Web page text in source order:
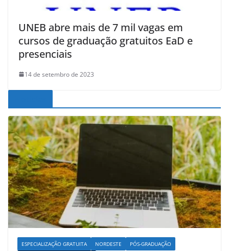
UNEB abre mais de 7 mil vagas em
cursos de graduação gratuitos EaD e
presenciais
14 de setembro de 2023
ESPECIALIZAÇÃO GRATUITA NORDESTE
PÓS-GRADUAÇÃO